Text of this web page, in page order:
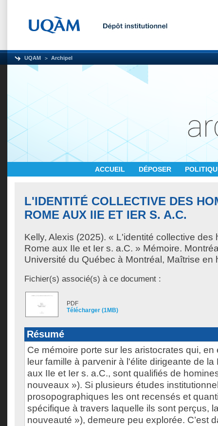
UQAM Archipel
ACCUEIL DÉPOSER
L'IDENTITÉ COLLECTIVE DES
ROME AUX IIE ET IER S. A.C.
Kelly, Alexis (2025). « L'identité collective des
Rome aux IIe et Ier s. a.C. » Mémoire.
Université du Québec à Montréal, Maîtrise en
Fichier(s) associé(s) à ce document :
PDF
Télécharger (1MB)
Résumé
Ce mémoire porte sur les aristocrates qui, en
leur famille à parvenir à l'élite dirigeante de
aux IIe et Ier s. a.C., sont qualifiés de
nouveaux »). Si plusieurs études
prosopographiques les ont recensés et
spécifique à travers laquelle ils sont perçus,
nouveauté »), demeure peu explorée. C’est